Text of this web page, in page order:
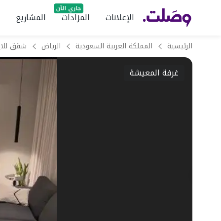
الإعلانات المزادات المشاريع
الرئيسية المملكة العربية السعودية الرياض
غرفة المعيشة